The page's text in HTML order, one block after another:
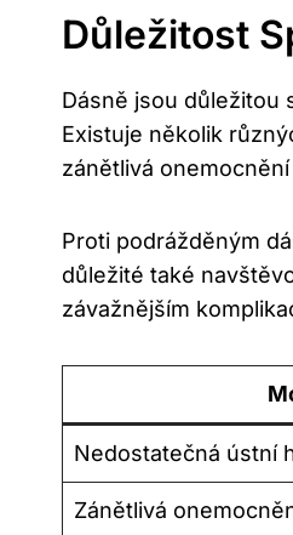
Důležitost
Dásně jsou důležitou
Existuje několik
zánětlivá
Proti podrážděným
důležité také
závažnějším
Nedostatečná ústní
Zánětlivá